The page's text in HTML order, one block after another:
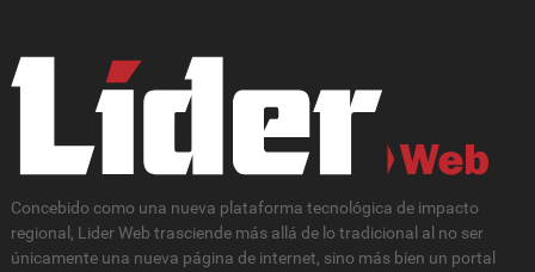
Concebido como una nueva plataforma tecnológica de impacto
regional, Lider Web trasciende más allá de lo tradicional al no ser
únicamente una nueva página de internet, sino más bien un portal